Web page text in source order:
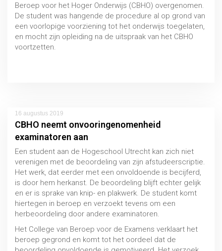
Functiebeperking
MBO / HBO / WO
Beroep voor het Hoger Onderwijs (CBHO) overgenomen.
De student was hangende de procedure al op grond van
een voorlopige voorziening tot het onderwijs toegelaten,
en mocht zijn opleiding na de uitspraak van het CBHO
voortzetten.
16 augustus 2019
CBHO neemt onvooringenomenheid
examinatoren aan
Een student aan de Hogeschool Utrecht kan zich niet
verenigen met de beoordeling van zijn afstudeerscriptie.
Het werk, dat eerder met een onvoldoende is becijferd,
is door hem herkanst. De beoordeling blijft echter gelijk
en er is sprake van knip- en plakwerk. De student komt
hiertegen in beroep en verzoekt tevens om een
herbeoordeling door andere examinatoren.
Het College van Beroep voor de Examens verklaart het
beroep gegrond en komt tot het oordeel dat de